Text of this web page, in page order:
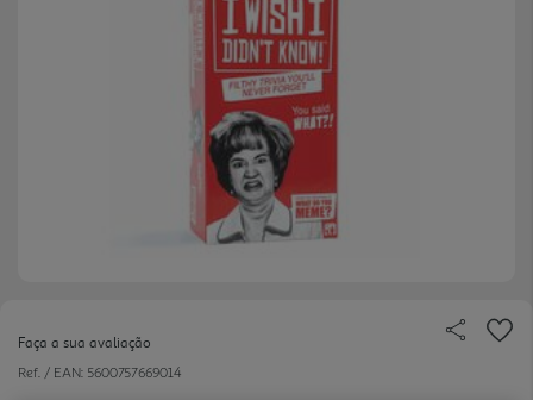
Faça a sua avaliação
Ref. / EAN: 5600757669014